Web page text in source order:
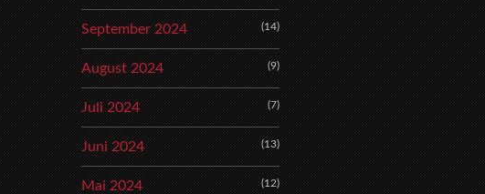
September 2024 (14)
August 2024 (9)
Juli 2024 (7)
Juni 2024 (13)
Mai 2024 (12)